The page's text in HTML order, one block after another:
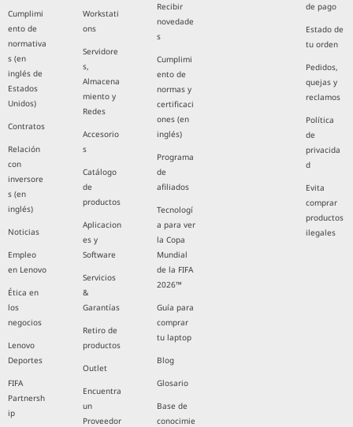
Cumplimi
ento de
normativa
s (en
inglés de
Estados
Unidos)
Contratos
Relación
con
inversore
s (en
inglés)
Noticias
Empleo
en Lenovo
Ética en
los
negocios
Lenovo
Deportes
FIFA
Partnersh
ip
Workstati
ons
Servidore
s,
Almacena
miento y
Redes
Accesorio
s
Catálogo
de
productos
Aplicacion
es y
Software
Servicios
&
Garantías
Retiro de
productos
Outlet
Encuentra
un
Proveedor
Recibir
novedade
s
Cumplimi
ento de
normas y
certificaci
ones (en
inglés)
Programa
de
afiliados
Tecnologí
a para ver
la Copa
Mundial
de la FIFA
2026™
Guía para
comprar
tu laptop
Blog
Glosario
Base de
conocimie
de pago
Estado de
tu orden
Pedidos,
quejas y
reclamos
Política
de
privacida
d
Evita
comprar
productos
ilegales